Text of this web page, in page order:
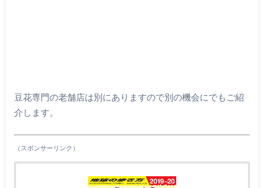
豆花専門の老舗店は別にありますので別の機会にでもご紹
介します。
（スポンサーリンク）